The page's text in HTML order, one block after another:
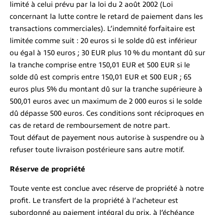
limité à celui prévu par la loi du 2 août 2002 (Loi
concernant la lutte contre le retard de paiement dans les
transactions commerciales). L’indemnité forfaitaire est
limitée comme suit : 20 euros si le solde dû est inférieur
ou égal à 150 euros ; 30 EUR plus 10 % du montant dû sur
la tranche comprise entre 150,01 EUR et 500 EUR si le
solde dû est compris entre 150,01 EUR et 500 EUR ; 65
euros plus 5% du montant dû sur la tranche supérieure à
500,01 euros avec un maximum de 2 000 euros si le solde
dû dépasse 500 euros. Ces conditions sont réciproques en
cas de retard de remboursement de notre part.
Tout défaut de payement nous autorise à suspendre ou à
refuser toute livraison postérieure sans autre motif.
Réserve de propriété
Toute vente est conclue avec réserve de propriété à notre
profit. Le transfert de la propriété à l’acheteur est
subordonné au paiement intégral du prix, à l’échéance